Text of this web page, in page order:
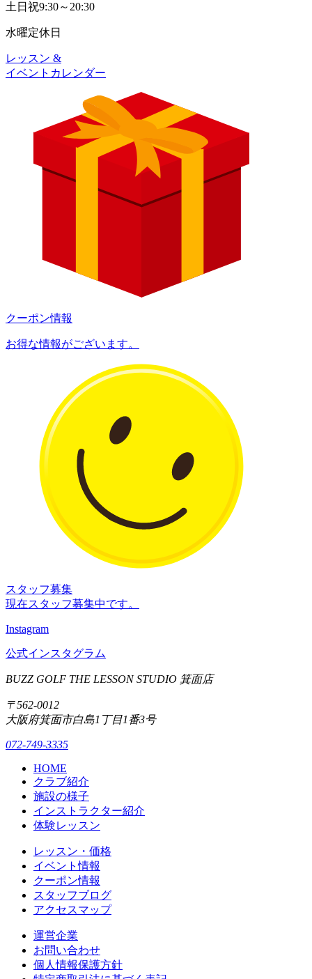
土日祝9:30～20:30
水曜定休日
レッスン &
イベントカレンダー
クーポン情報
お得な情報がございます。
スタッフ募集
現在スタッフ募集中です。
Instagram
公式インスタグラム
BUZZ GOLF THE LESSON STUDIO 箕面店
〒562-0012
大阪府箕面市白島1丁目1番3号
072-749-3335
HOME
クラブ紹介
施設の様子
インストラクター紹介
体験レッスン
レッスン・価格
イベント情報
クーポン情報
スタッフブログ
アクセスマップ
運営企業
お問い合わせ
個人情報保護方針